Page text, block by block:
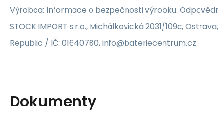
Výrobca: Informace o bezpečnosti výrobku.
STOCK IMPORT s.r.o., Michálkovická 2031/109c,
Republic / IČ: 01640780, info@bateriecentrum.cz
Dokumenty